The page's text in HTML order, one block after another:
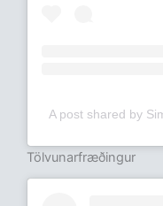
A post shared by
Tölvunarfræðingur